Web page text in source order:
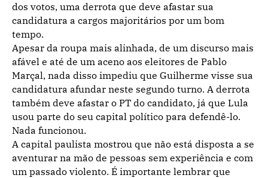
dos votos, uma derrota que deve afastar sua
candidatura a cargos majoritários por um bom
tempo.
Apesar da roupa mais alinhada, de um discurso mais
afável e até de um aceno aos eleitores de Pablo
Marçal, nada disso impediu que Guilherme visse sua
candidatura afundar neste segundo turno. A derrota
também deve afastar o PT do candidato, já que Lula
usou parte do seu capital político para defendê-lo.
Nada funcionou.
A capital paulista mostrou que não está disposta a se
aventurar na mão de pessoas sem experiência e com
um passado violento. É importante lembrar que